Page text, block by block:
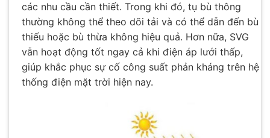
các nhu cầu cần thiết. Trong khi đó, tụ bù thông
thường không thể theo dõi tải và có thể dẫn đến bù
thiếu hoặc bù thừa không hiệu quả. Hơn nữa, SVG
vẫn hoạt động tốt ngay cả khi điện áp lưới thấp,
giúp khắc phục sự cố công suất phản kháng trên hệ
thống điện mặt trời hiện nay.